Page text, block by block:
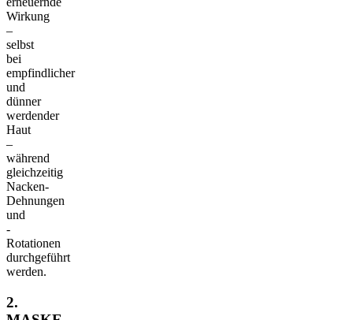
Wirkung
–
selbst
bei
empfindlicher
und
dünner
werdender
Haut
–
während
gleichzeitig
Nacken-
Dehnungen
und
-
Rotationen
durchgeführt
werden.
2.